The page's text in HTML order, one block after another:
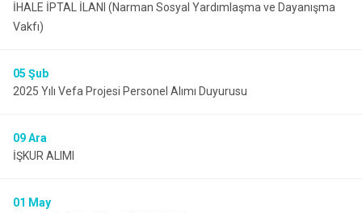
İHALE İPTAL İLANI (Narman Sosyal Yardımlaşma ve Dayanışma
Vakfı)
05 Şub
2025 Yılı Vefa Projesi Personel Alımı Duyurusu
09Ara
İŞKUR ALIMI
01 May